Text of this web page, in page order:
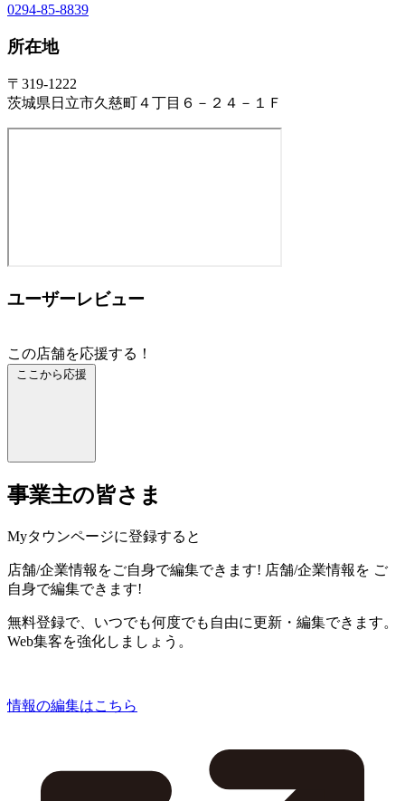
0294-85-8839
所在地
〒319-1222
茨城県日立市久慈町４丁目６－２４－１Ｆ
ユーザーレビュー
この店舗を応援する！
ここから応援
事業主の皆さま
Myタウンページに登録すると
店舗/企業情報をご自身で編集できます! 店舗/企業情報を ご
自身で編集できます!
無料登録で、いつでも何度でも自由に更新・編集できます。
Web集客を強化しましょう。
情報の編集はこちら